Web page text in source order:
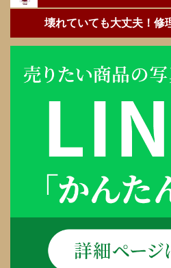
壊れていても大丈夫！修